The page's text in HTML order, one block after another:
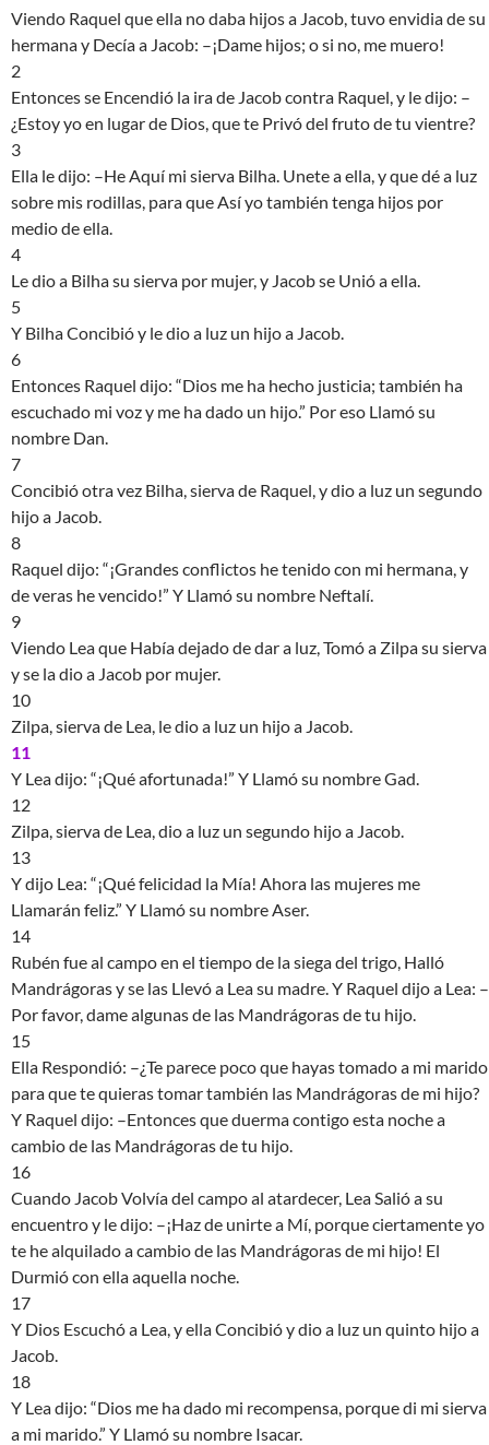
Viendo Raquel que ella no daba hijos a Jacob, tuvo envidia de su
hermana y Decía a Jacob: –¡Dame hijos; o si no, me muero!
2
Entonces se Encendió la ira de Jacob contra Raquel, y le dijo: –
¿Estoy yo en lugar de Dios, que te Privó del fruto de tu vientre?
3
Ella le dijo: –He Aquí mi sierva Bilha. Unete a ella, y que dé a luz
sobre mis rodillas, para que Así yo también tenga hijos por
medio de ella.
4
Le dio a Bilha su sierva por mujer, y Jacob se Unió a ella.
5
Y Bilha Concibió y le dio a luz un hijo a Jacob.
6
Entonces Raquel dijo: “Dios me ha hecho justicia; también ha
escuchado mi voz y me ha dado un hijo.” Por eso Llamó su
nombre Dan.
7
Concibió otra vez Bilha, sierva de Raquel, y dio a luz un segundo
hijo a Jacob.
8
Raquel dijo: “¡Grandes conflictos he tenido con mi hermana, y
de veras he vencido!” Y Llamó su nombre Neftalí.
9
Viendo Lea que Había dejado de dar a luz, Tomó a Zilpa su sierva
y se la dio a Jacob por mujer.
10
Zilpa, sierva de Lea, le dio a luz un hijo a Jacob.
11
Y Lea dijo: “¡Qué afortunada!” Y Llamó su nombre Gad.
12
Zilpa, sierva de Lea, dio a luz un segundo hijo a Jacob.
13
Y dijo Lea: “¡Qué felicidad la Mía! Ahora las mujeres me
Llamarán feliz.” Y Llamó su nombre Aser.
14
Rubén fue al campo en el tiempo de la siega del trigo, Halló
Mandrágoras y se las Llevó a Lea su madre. Y Raquel dijo a Lea: –
Por favor, dame algunas de las Mandrágoras de tu hijo.
15
Ella Respondió: –¿Te parece poco que hayas tomado a mi marido
para que te quieras tomar también las Mandrágoras de mi hijo?
Y Raquel dijo: –Entonces que duerma contigo esta noche a
cambio de las Mandrágoras de tu hijo.
16
Cuando Jacob Volvía del campo al atardecer, Lea Salió a su
encuentro y le dijo: –¡Haz de unirte a Mí, porque ciertamente yo
te he alquilado a cambio de las Mandrágoras de mi hijo! El
Durmió con ella aquella noche.
17
Y Dios Escuchó a Lea, y ella Concibió y dio a luz un quinto hijo a
Jacob.
18
Y Lea dijo: “Dios me ha dado mi recompensa, porque di mi sierva
a mi marido.” Y Llamó su nombre Isacar.